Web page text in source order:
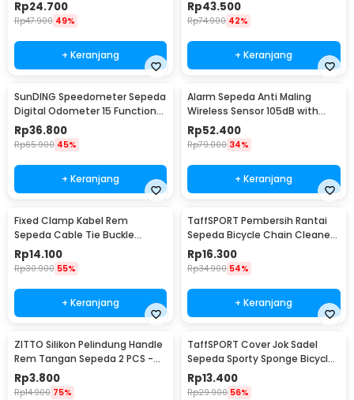
Rp24.700
Rp47.900 49%
+ Keranjang
Rp43.500
Rp74.900 42%
+ Keranjang
SunDING Speedometer Sepeda
Digital Odometer 15 Function
LCD Display - SD-548B
Rp36.800
Rp65.900 45%
+ Keranjang
Alarm Sepeda Anti Maling
Wireless Sensor 105dB with
Remote Control - TE-168
Rp52.400
Rp79.000 34%
+ Keranjang
Fixed Clamp Kabel Rem
Sepeda Cable Tie Buckle
Organizer 5 PCS
Rp14.100
Rp30.900 55%
+ Keranjang
TaffSPORT Pembersih Rantai
Sepeda Bicycle Chain Cleaner
Scrubber - YHW10-258
Rp16.300
Rp34.900 54%
+ Keranjang
ZITTO Silikon Pelindung Handle
Rem Tangan Sepeda 2 PCS -
M187
Rp3.800
Rp14.900 75%
TaffSPORT Cover Jok Sadel
Sepeda Sporty Sponge Bicycle
Seat Universal - HM847
Rp13.400
Rp29.900 56%